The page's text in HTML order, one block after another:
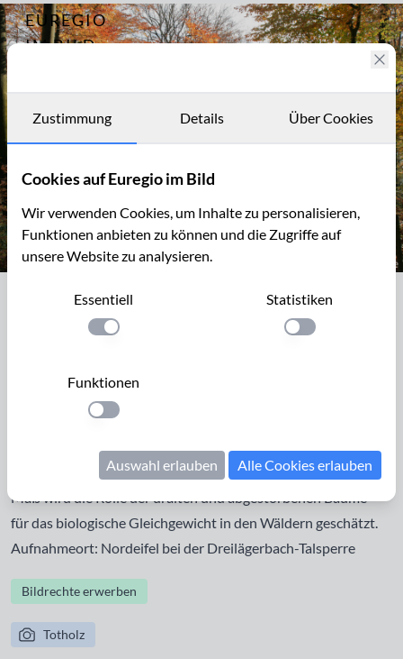
EUREGIO
IM BILD
Archiv
Kontakt
Archiv
727
stehendes Totholz, Dreilägerbach-
Talsperre, Eifel
verwendet. Es wird unterschieden zwischen stehendem
Totholz, das ist trockenes Holz, das noch nicht umgefallen ist
und liegendem Totholz oder Moderholz. In zunehmendem
Maß wird die Rolle der uralten und abgestorbenen Bäume
für das biologische Gleichgewicht in den Wäldern geschätzt.
Aufnahmeort: Nordeifel bei der Dreilägerbach-Talsperre
Bildrechte erwerben
Totholz
Zustimmung Details Über Cookies
Cookies auf Euregio im Bild
Wir verwenden Cookies, um Inhalte zu personalisieren,
Funktionen anbieten zu können und die Zugriffe auf
unsere Website zu analysieren.
Essentiell
Einstellung anwenden
Statistiken
Einstellung
Funktionen
Einstellung anwenden
Auswahl erlauben Alle Cookies erlauben